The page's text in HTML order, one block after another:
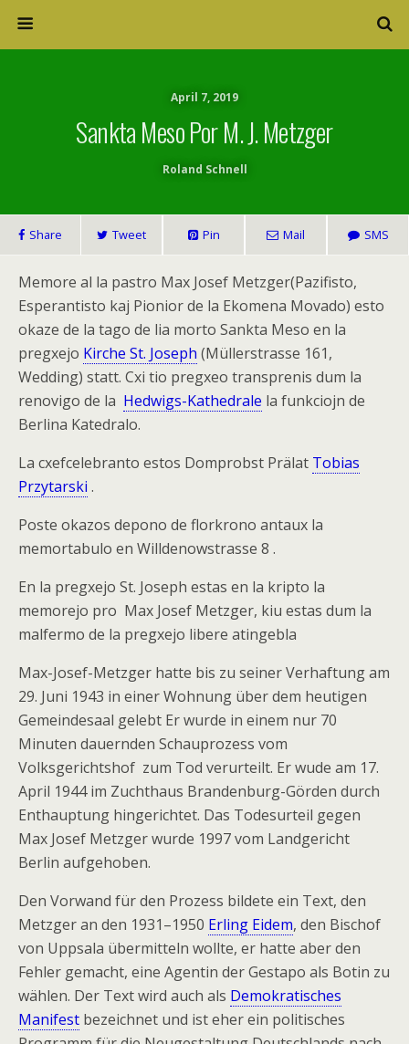
April 7, 2019
Sankta Meso Por M. J. Metzger
Roland Schnell
Share Tweet Pin Mail SMS
Memore al la pastro Max Josef Metzger(Pazifisto,
Esperantisto kaj Pionior de la Ekomena Movado) esto
okaze de la tago de lia morto Sankta Meso en la
pregxejo Kirche St. Joseph (Müllerstrasse 161,
Wedding) statt. Cxi tio pregxeo transprenis dum la
renovigo de la Hedwigs-Kathedrale la funkciojn de
Berlina Katedralo.
La cxefcelebranto estos Domprobst Prälat Tobias
Przytarski .
Poste okazos depono de florkrono antaux la
memortabulo en Willdenowstrasse 8 .
En la pregxejo St. Joseph estas en la kripto la
memorejo pro Max Josef Metzger, kiu estas dum la
malfermo de la pregxejo libere atingebla
Max-Josef-Metzger hatte bis zu seiner Verhaftung am
29. Juni 1943 in einer Wohnung über dem heutigen
Gemeindesaal gelebt Er wurde in einem nur 70
Minuten dauernden Schauprozess vom
Volksgerichtshof zum Tod verurteilt. Er wude am 17.
April 1944 im Zuchthaus Brandenburg-Görden durch
Enthauptung hingerichtet. Das Todesurteil gegen
Max Josef Metzger wurde 1997 vom Landgericht
Berlin aufgehoben.
Den Vorwand für den Prozess bildete ein Text, den
Metzger an den 1931–1950 Erling Eidem, den Bischof
von Uppsala übermitteln wollte, er hatte aber den
Fehler gemacht, eine Agentin der Gestapo als Botin zu
wählen. Der Text wird auch als Demokratisches
Manifest bezeichnet und ist eher ein politisches